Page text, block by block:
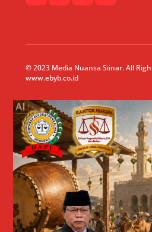
© 2023 Media Nuansa Siinar. All
www.ebyb.co.id